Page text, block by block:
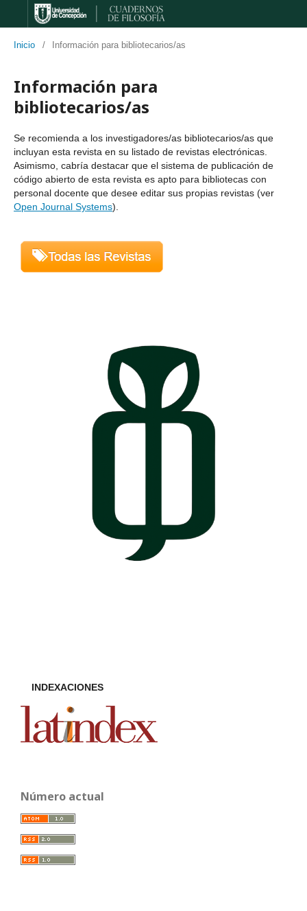
Inicio / Información para bibliotecarios/as
Información para
bibliotecarios/as
Se recomienda a los investigadores/as bibliotecarios/as que
incluyan esta revista en su listado de revistas electrónicas.
Asimismo, cabría destacar que el sistema de publicación de
código abierto de esta revista es apto para bibliotecas con
personal docente que desee editar sus propias revistas (ver
Open Journal Systems).
INDEXACIONES
Número actual